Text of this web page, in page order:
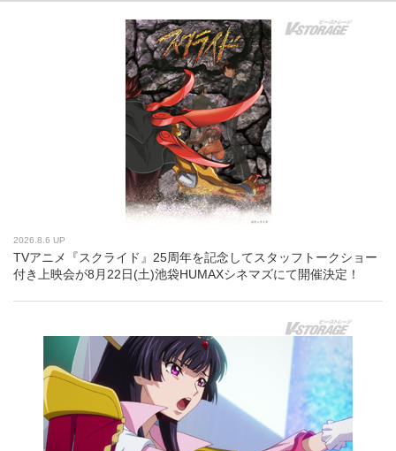
2026.8.6 UP
TVアニメ『スクライド』25周年を記念してスタッフトークショー
付き上映会が8月22日(土)池袋HUMAXシネマズにて開催決定！